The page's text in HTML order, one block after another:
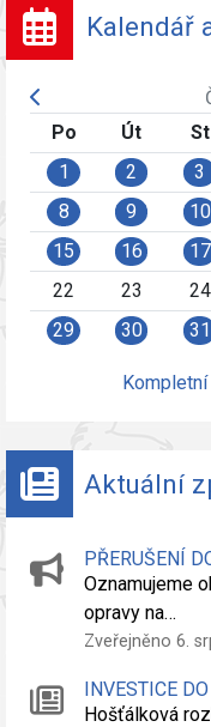
Kalendář
Po
Út St
1
2 3
8
9 10
15
16 17
22
23 24
29
30 31
Aktuální
PŘERUŠENÍ
Oznamujeme
opravy na…
Zveřejněno 6.
INVESTICE
Hošťálková